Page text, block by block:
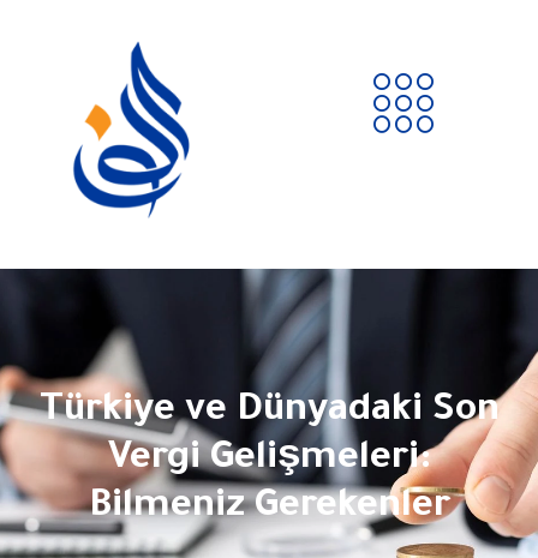
Türkiye ve Dünyadaki Son
Vergi Gelişmeleri:
Bilmeniz Gerekenler